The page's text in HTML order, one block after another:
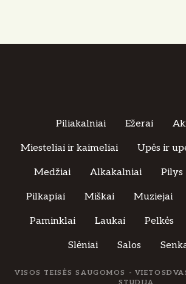
Piliakalniai Ežerai
Miesteliai ir kaimeliai Upės ir
Medžiai Alkakalniai Pilys
Pilkapiai Miškai Muziejai
Paminklai Laukai Pelkės
Slėniai Salos
VISOS TEISĖS SAUGOMOS -
STUDIJA